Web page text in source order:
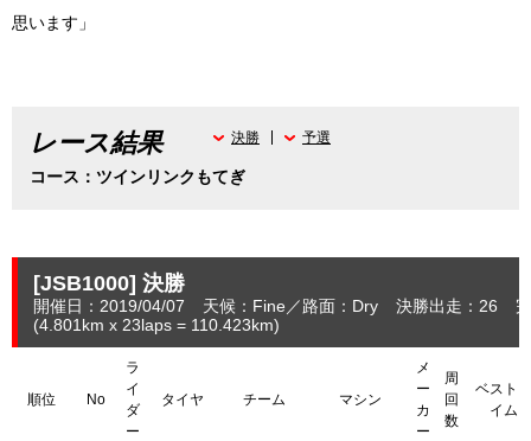
思います」
レース結果
コース：ツインリンクもてぎ
決勝 予選
[JSB1000] 決勝
開催日：2019/04/07 天候：Fine 路面：Dry 決勝出走：26
(4.801 km x 23laps = 110.423km)
順位 No
ラ
イ
ダ
ー
タイヤ チーム マシン
メ
ー
カ
ー
周
回
数
ベストタ
イム